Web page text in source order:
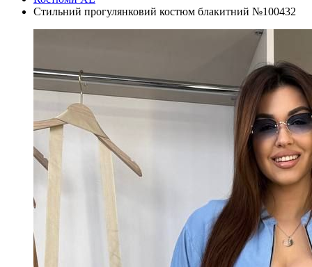
Стильний прогулянковий костюм блакитний №100432